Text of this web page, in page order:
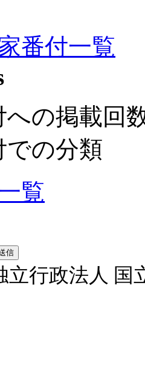
番付一覧
への掲載回
での分類
覧
立行政法人 国